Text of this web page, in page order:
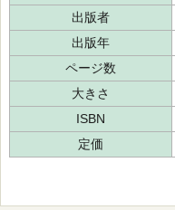
出版者
出版年
ページ数
大きさ
ISBN
定価